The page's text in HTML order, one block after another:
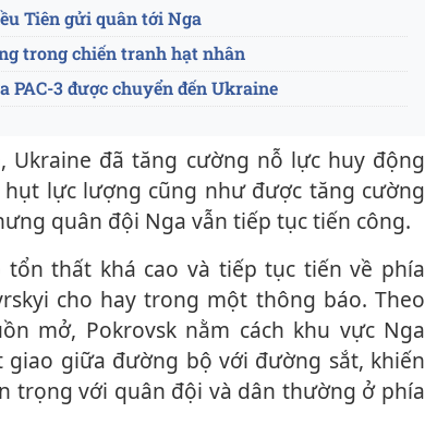
Tiên gửi quân tới Nga
trong chiến tranh hạt nhân
PAC-3 được chuyển đến Ukraine
lực lượng cũng như được tăng cường
quân đội Nga vẫn tiếp tục tiến công.
cho hay trong một thông báo. Theo
mở, Pokrovsk nằm cách khu vực Nga
giữa đường bộ với đường sắt, khiến
trọng với quân đội và dân thường ở phía